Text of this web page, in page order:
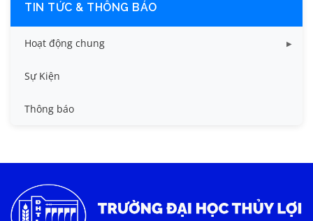
TIN TỨC & THÔNG BÁO
Hoạt động chung
Tin công tác sinh viên
Tin đào tạo
Tin tức chung
Sự Kiện
Thông báo